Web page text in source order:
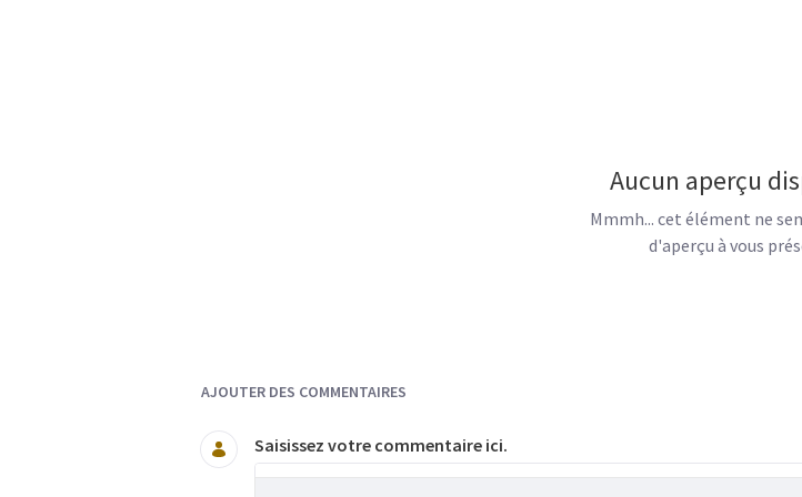
Aucun aperçu
Mmmh... cet élément ne
d'aperçu à vous
AJOUTER DES COMMENTAIRES
Saisissez votre commentaire ici.